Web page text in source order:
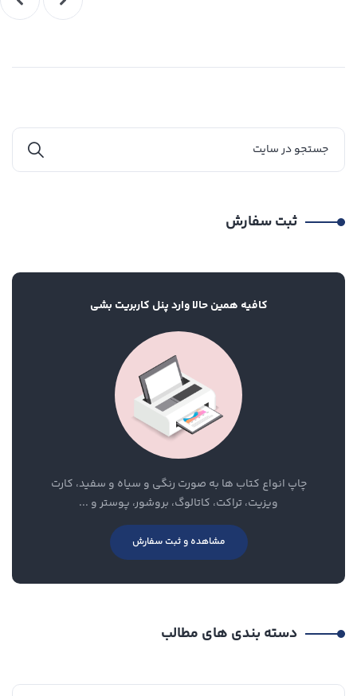
ثبت سفارش
کافیه همین حالا وارد پنل کاربریت بشی
چاپ انواع کتاب ها به صورت رنگی و سیاه و سفید، کارت
ویزیت، تراکت، کاتالوگ، بروشور، پوستر و ...
مشاهده و ثبت سفارش
دسته بندی های مطالب